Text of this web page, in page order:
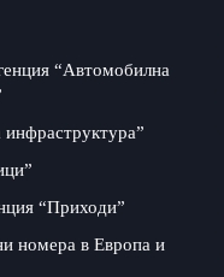
“Автомобилна
“Приходи”
номера в Европа и